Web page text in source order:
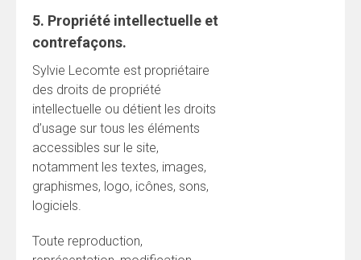
5. Propriété intellectuelle et
contrefaçons.
Sylvie Lecomte est propriétaire
des droits de propriété
intellectuelle ou détient les droits
d’usage sur tous les éléments
accessibles sur le site,
notamment les textes, images,
graphismes, logo, icônes, sons,
logiciels.
Toute reproduction,